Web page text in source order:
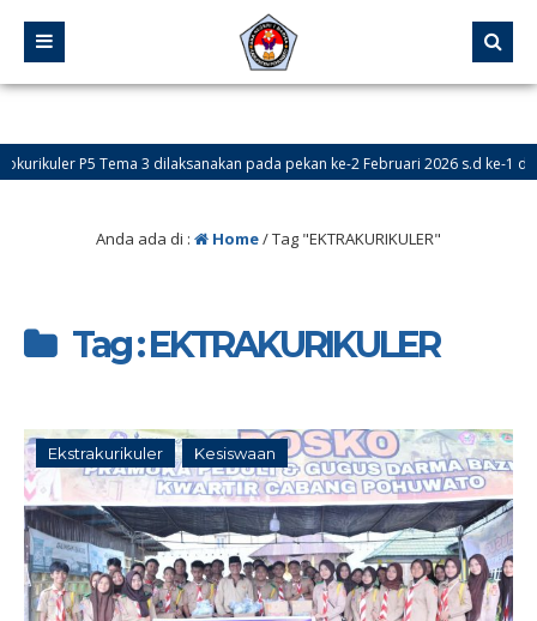
P5 Tema 3 dilaksanakan pada pekan ke-2 Februari 2026 s.d ke-1 dan ke-
Baru (PPDB) Online dibuka pada tanggal 24 Mei – 18 Juni 2026
Anda ada di : Home/Tag "EKTRAKURIKULER"
Tag : EKTRAKURIKULER
Ekstrakurikuler Kesiswaan